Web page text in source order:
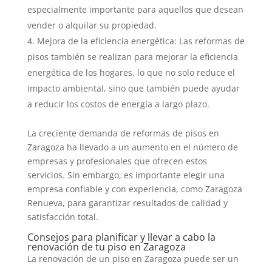
especialmente importante para aquellos que desean
vender o alquilar su propiedad.
Mejora de la eficiencia energética: Las reformas de
pisos también se realizan para mejorar la eficiencia
energética de los hogares, lo que no solo reduce el
impacto ambiental, sino que también puede ayudar
a reducir los costos de energía a largo plazo.
La creciente demanda de reformas de pisos en
Zaragoza ha llevado a un aumento en el número de
empresas y profesionales que ofrecen estos
servicios. Sin embargo, es importante elegir una
empresa confiable y con experiencia, como Zaragoza
Renueva, para garantizar resultados de calidad y
satisfacción total.
Consejos para planificar y llevar a cabo la
renovación de tu piso en Zaragoza
La renovación de un piso en Zaragoza puede ser un